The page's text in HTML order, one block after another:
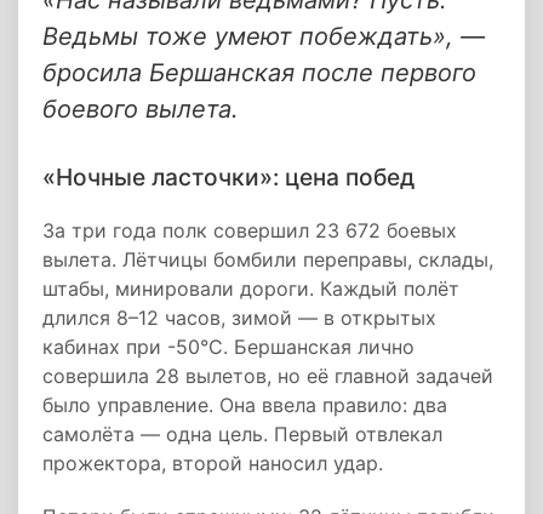
Ведьмы тоже умеют побеждать», —
бросила Бершанская после первого
боевого вылета.
«Ночные ласточки»: цена побед
За три года полк совершил 23 672 боевых
вылета. Лётчицы бомбили переправы, склады,
штабы, минировали дороги. Каждый полёт
длился 8–12 часов, зимой — в открытых
кабинах при -50°C. Бершанская лично
совершила 28 вылетов, но её главной задачей
было управление. Она ввела правило: два
самолёта — одна цель. Первый отвлекал
прожектора, второй наносил удар.